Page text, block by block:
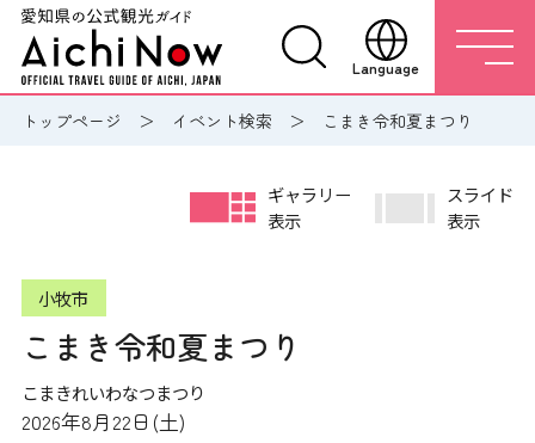
Language
トップページ イベント検索 こまき令和夏まつり
小牧市
こまき令和夏まつり
こまきれいわなつまつり
2026年8月22日(土)
ギャラリー
表示
スライド
表示